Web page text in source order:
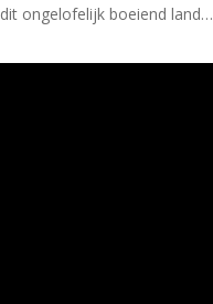
ongelofelijk boeiend land…